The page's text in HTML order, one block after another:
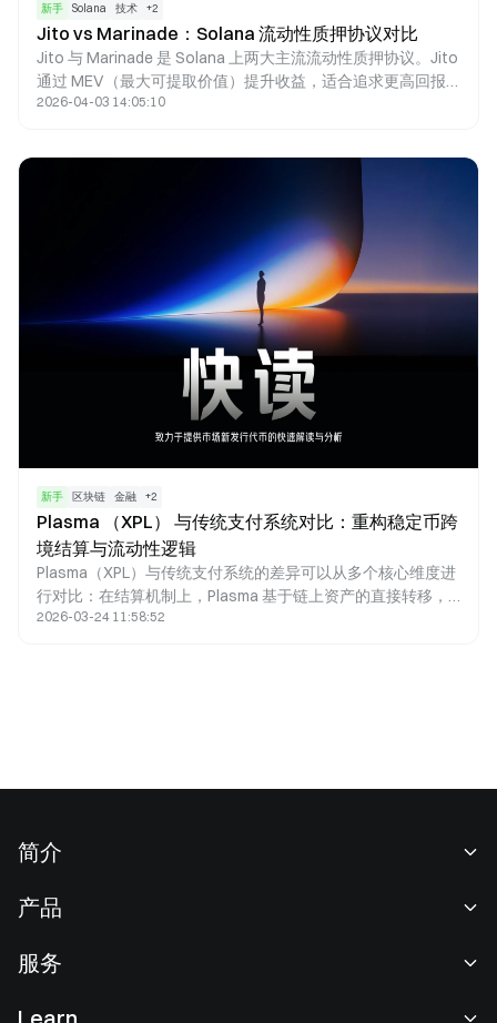
新手 Solana 技术 +2
Jito vs Marinade：Solana 流动性质押协议对比
Jito 与 Marinade 是 Solana 上两大主流流动性质押协议。Jito
通过 MEV（最大可提取价值）提升收益，适合追求更高回报
的用户；Marinade 提供更稳定且去中心化的质押方案，更适
2026-04-03 14:05:10
新手 区块链 金融 +2
Plasma （XPL） 与传统支付系统对比：重构稳定币跨
境结算与流动性逻辑
Plasma（XPL）与传统支付系统的差异可以从多个核心维度进
行对比：在结算机制上，Plasma 基于链上资产的直接转移，
而传统系统依赖账户记账与中介清算；在结算效率与成本结构
2026-03-24 11:58:52
简介
新闻中心
产品
服务